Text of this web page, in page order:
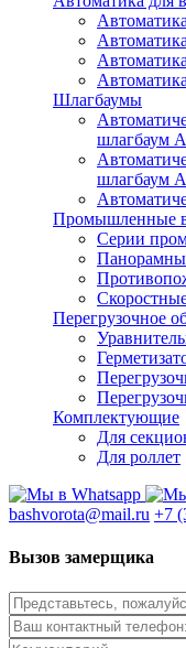
Шлагбаумы
шлагбаум
шлагбаум
Промышленные
Серии
Перегрузочное
Комплектующие
Для
Для роллет
bashvorota@mail.ru +7
Вызов замерщика